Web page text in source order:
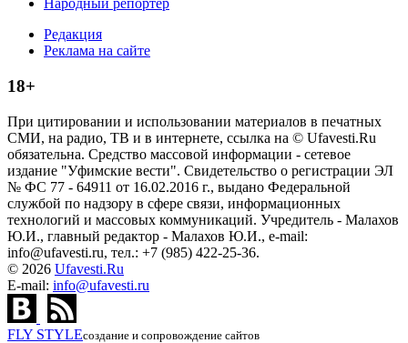
Народный репортёр
Редакция
Реклама на сайте
18+
При цитировании и использовании материалов в печатных
СМИ, на радио, ТВ и в интернете, ссылка на © Ufavesti.Ru
обязательна. Средство массовой информации - сетевое
издание "Уфимские вести". Свидетельство о регистрации ЭЛ
№ ФС 77 - 64911 от 16.02.2016 г., выдано Федеральной
службой по надзору в сфере связи, информационных
технологий и массовых коммуникаций. Учредитель - Малахов
Ю.И., главный редактор - Малахов Ю.И., e-mail:
info@ufavesti.ru, тел.: +7 (985) 422-25-36.
© 2026 Ufavesti.Ru
E-mail: info@ufavesti.ru
FLY STYLEсоздание и сопровождение сайтов